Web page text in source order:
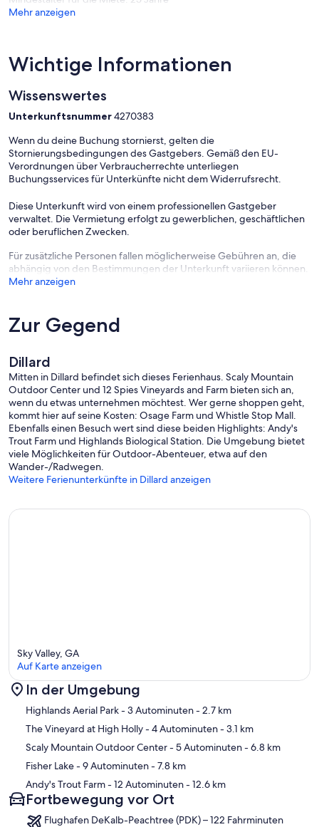
die Ferienvermietung. Probieren Sie Evolve noch heute aus!
- Rauchen verboten
- Keine Haustiere erlaubt
- Eine zusätzliche Reinigungsgebühr von mindestens 150 USD. 00
unbefriedigenden Zustand befindet. Bitte bringen Sie es in den
- Es können zusätzliche Gebühren und Steuern anfallen
Mehr anzeigen
Wichtige Informationen
Wissenswertes
Unterkunftsnummer4270383
Wenn du deine Buchung stornierst, gelten die
Stornierungsbedingungen des Gastgebers. Gemäß den EU-
Verordnungen über Verbraucherrechte unterliegen
Buchungsservices für Unterkünfte nicht dem Widerrufsrecht.
Diese Unterkunft wird von einem professionellen Gastgeber
verwaltet. Die Vermietung erfolgt zu gewerblichen, geschäftlichen
oder beruflichen Zwecken.
Für zusätzliche Personen fallen möglicherweise Gebühren an, die
abhängig von den Bestimmungen der Unterkunft variieren können.
Mehr anzeigen
Zur Gegend
Dillard
Mitten in Dillard befindet sich dieses Ferienhaus. Scaly Mountain
Outdoor Center und 12 Spies Vineyards and Farm bieten sich an,
wenn du etwas unternehmen möchtest. Wer gerne shoppen geht,
kommt hier auf seine Kosten: Osage Farm und Whistle Stop Mall.
Ebenfalls einen Besuch wert sind diese beiden Highlights: Andy's
Trout Farm und Highlands Biological Station. Die Umgebung bietet
viele Möglichkeiten für Outdoor-Abenteuer, etwa auf den
Wander-/Radwegen.
Weitere Ferienunterkünfte in Dillard anzeigen
Karte
Sky Valley, GA
Auf Karte anzeigen
In der Umgebung
Highlands Aerial Park- 3 Autominuten- 2.7 km
The Vineyard at High Holly- 4 Autominuten- 3.1 km
Scaly Mountain Outdoor Center- 5 Autominuten- 6.8 km
Fisher Lake- 9 Autominuten- 7.8 km
Andy's Trout Farm- 12 Autominuten- 12.6 km
Fortbewegung vor Ort
Flughafen DeKalb-Peachtree (PDK) – 122 Fahrminuten